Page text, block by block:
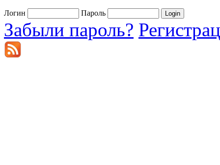
Логин Пароль
Забыли пароль?